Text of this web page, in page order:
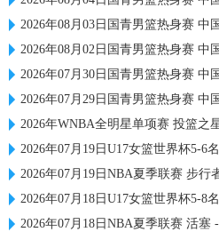
2026年08月03日国青男篮热身赛 中国
2026年08月02日国青男篮热身赛 中国
2026年07月30日国青男篮热身赛 中国
2026年07月29日国青男篮热身赛 中国
2026年WNBA全明星单项赛 投篮之
2026年07月19日U17女篮世界杯5-6名排位赛 中
2026年07月19日NBA夏季联赛 步行
2026年07月18日U17女篮世界杯5-8名排位赛 斯洛
2026年07月18日NBA夏季联赛 活塞